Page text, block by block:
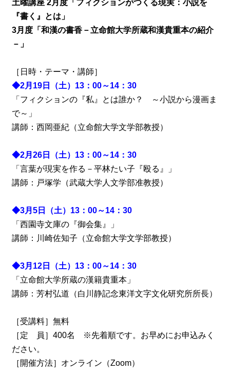
土曜講座 2月度「フィクションがつくる現実：小説を
『書く』とは」
3月度「和漢の書香－立命館大学所蔵和漢貴重本の紹介
－」
［日時・テーマ・講師］
◆2月19日（土）13：00～14：30
「フィクションの『私』とは誰か？ ～小説から漫画ま
で～」
講師：西岡亜紀（立命館大学文学部教授）
◆2月26日（土）13：00～14：30
「言葉が現実を作る－平林たい子『殴る』」
講師：戸塚学（武蔵大学人文学部准教授）
◆3月5日（土）13：00～14：30
「西園寺文庫の『御会集』」
講師：川崎佐知子（立命館大学文学部教授）
◆3月12日（土）13：00～14：30
「立命館大学所蔵の漢籍貴重本」
講師：芳村弘道（白川静記念東洋文字文化研究所所長）
［受講料］無料
［定 員］400名 ※先着順です。お早めにお申込みく
ださい。
［開催方法］オンライン（Zoom）